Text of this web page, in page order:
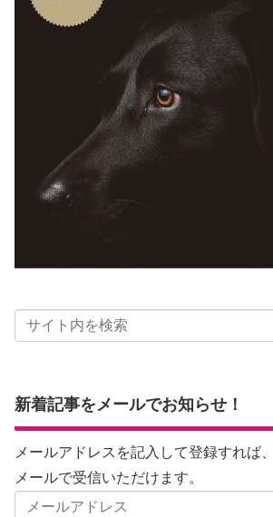
新着記事をメールでお知らせ！
メールアドレスを記入して登録すれば
メールで受信いただけます。